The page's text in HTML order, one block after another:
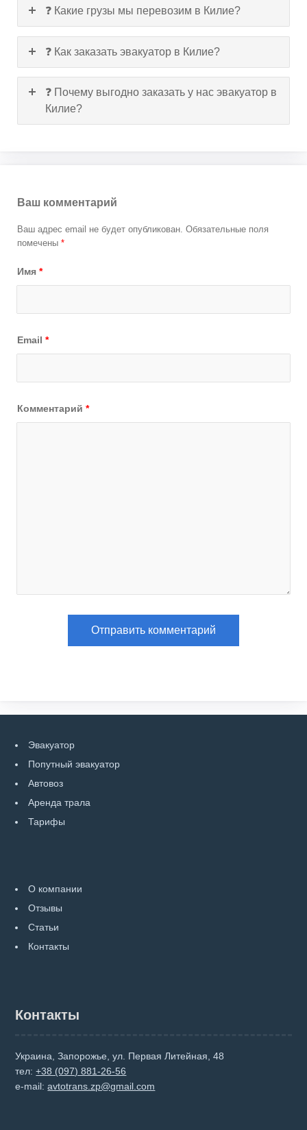
❓ Какие грузы мы перевозим в Килие?
❓ Как заказать эвакуатор в Килие?
❓ Почему выгодно заказать у нас эвакуатор в
Килие?
Ваш комментарий
Ваш адрес email не будет опубликован. Обязательные поля
помечены *
Имя *
Email *
Комментарий *
Эвакуатор
Попутный эвакуатор
Автовоз
Аренда трала
Тарифы
О компании
Отзывы
Статьи
Контакты
Контакты
Украина, Запорожье, ул. Первая Литейная, 48
тел:+38 (097) 881-26-56
e-mail:avtotrans.zp@gmail.com